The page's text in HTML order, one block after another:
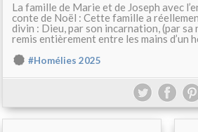
La famille de Marie et de Joseph avec
conte de Noël : Cette famille a
divin : Dieu, par son incarnation, (par sa
remis entièrement entre les mains d’un
#Homélies 2025